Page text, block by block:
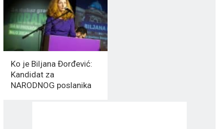
Ko je Biljana Đorđević:
Kandidat za
NARODNOG poslanika